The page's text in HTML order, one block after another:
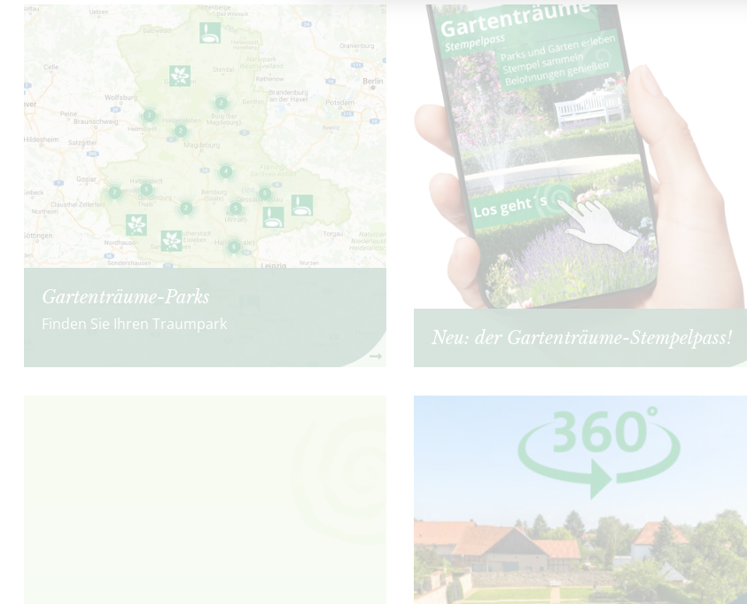
Gartenträume-Parks
Finden Sie Ihren Traumpark
Neu: der Gartenträume-Stempelpass!